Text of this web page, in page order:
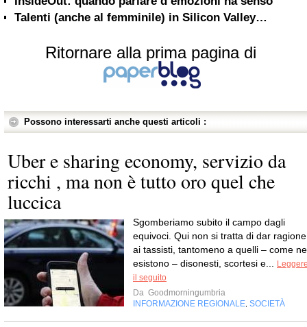
Talenti (anche al femminile) in Silicon Valley…
Ritornare alla prima pagina di
Possono interessarti anche questi articoli :
Uber e sharing economy, servizio da
ricchi , ma non è tutto oro quel che
luccica
Sgomberiamo subito il campo dagli
equivoci. Qui non si tratta di dar ragione
ai tassisti, tantomeno a quelli – come ne
esistono – disonesti, scortesi e...
il seguito
Da Goodmorningumbria
INFORMAZIONE REGIONALE SOCIETÀ